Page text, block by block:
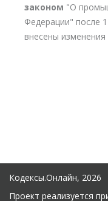
законом "О
Федерации" после
внесены
Кодексы.Онлайн, 2026
Проект реализуется